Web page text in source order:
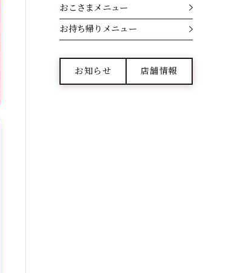
おこさまメニュー
お持ち帰りメニュー
お知らせ 店舗情報